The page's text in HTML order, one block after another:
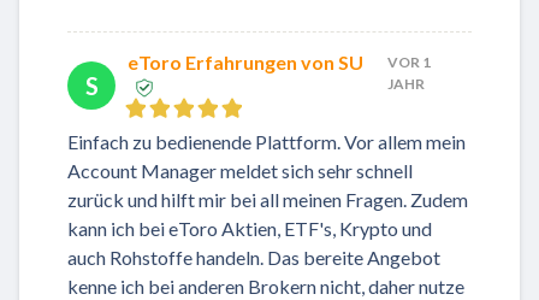
S
eToro Erfahrungen von SU
VOR 1
JAHR
Einfach zu bedienende Plattform. Vor allem mein
Account Manager meldet sich sehr schnell
zurück und hilft mir bei all meinen Fragen. Zudem
kann ich bei eToro Aktien, ETF's, Krypto und
auch Rohstoffe handeln. Das bereite Angebot
kenne ich bei anderen Brokern nicht, daher nutze